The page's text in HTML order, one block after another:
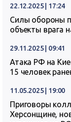
22.12.2025 | 17:24
Силы обороны
объекты врага
29.11.2025 | 09:41
Атака РФ на
15 человек
11.05.2025 | 19:00
Приговоры
Херсонщине,